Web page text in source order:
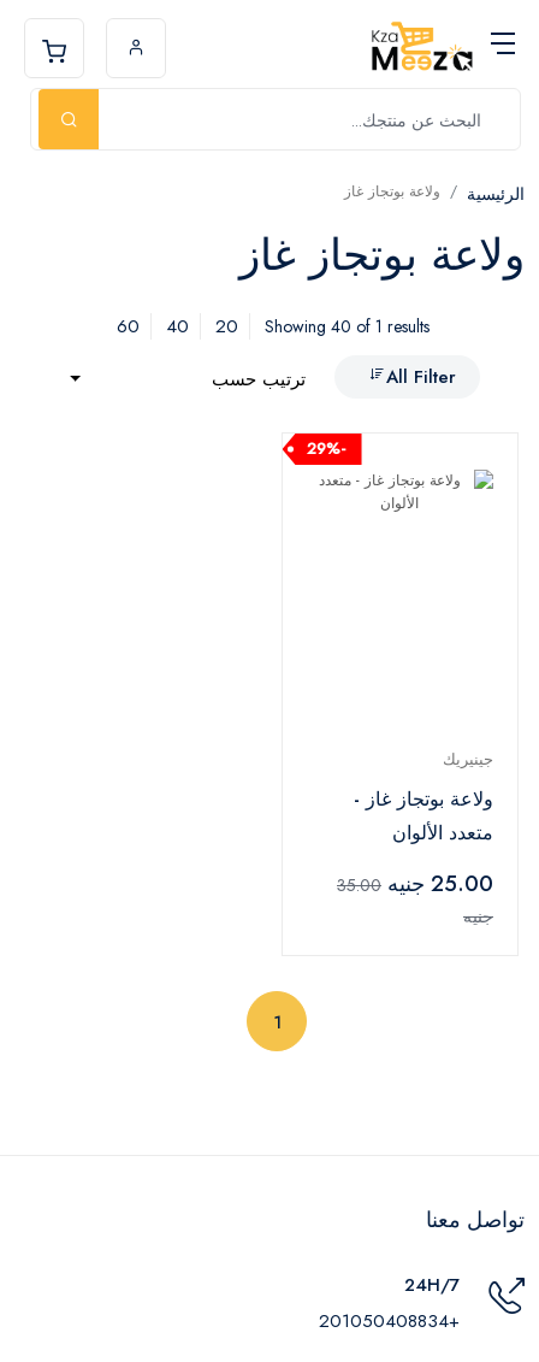
الرئيسية ولاعة بوتجاز غاز
ولاعة بوتجاز غاز
Showing 40 of 1 results
20
40
60
All Filter
ترتيب حسب
-29%
جينيريك
ولاعة بوتجاز غاز -
متعدد الألوان
25.00 جنيه
35.00
جنيه
1
تواصل معنا
24H/7
+201050408834